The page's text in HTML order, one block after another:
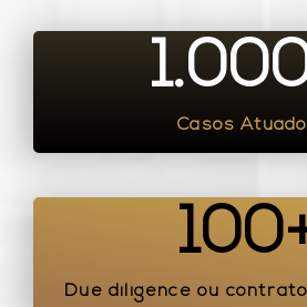
Casos
Due diligence ou
100